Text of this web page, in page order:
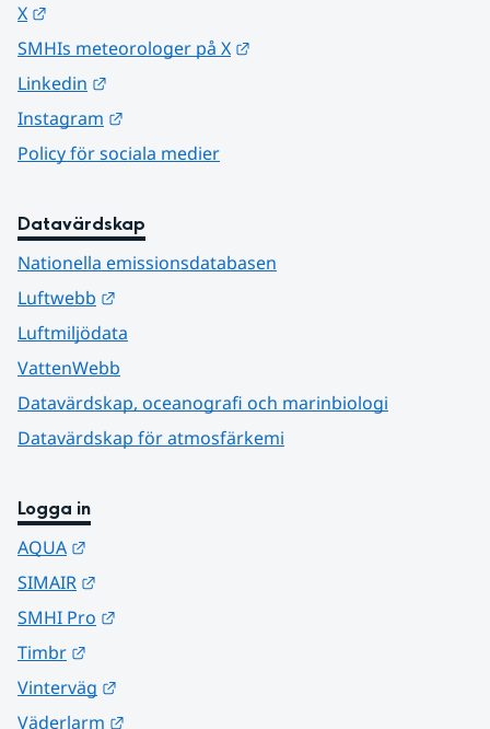
X
SMHIs meteorologer på X
Linkedin
Instagram
Policy för sociala medier
Datavärdskap
Nationella emissionsdatabasen
Luftwebb
Luftmiljödata
VattenWebb
Datavärdskap, oceanografi och marinbiologi
Datavärdskap för atmosfärkemi
Logga in
AQUA
SIMAIR
SMHI Pro
Timbr
Vinterväg
Väderlarm